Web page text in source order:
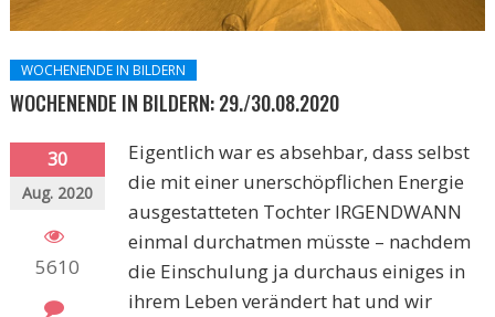
WOCHENENDE IN BILDERN
WOCHENENDE IN BILDERN: 29./30.08.2020
30
Aug. 2020
5610
Eigentlich war es absehbar, dass selbst
die mit einer unerschöpflichen Energie
ausgestatteten Tochter IRGENDWANN
einmal durchatmen müsste – nachdem
die Einschulung ja durchaus einiges in
ihrem Leben verändert hat und wir